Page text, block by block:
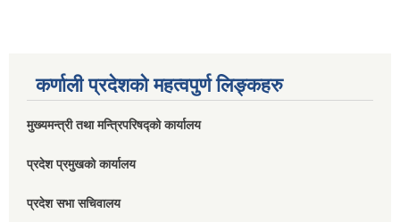
कर्णाली प्रदेशको महत्वपुर्ण लिङ्कहरु
मुख्यमन्त्री तथा मन्त्रिपरिषद्को कार्यालय
प्रदेश प्रमुखको कार्यालय
प्रदेश सभा सचिवालय